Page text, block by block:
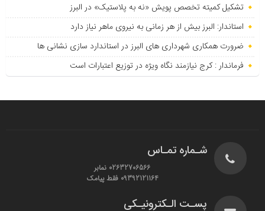
تشکیل کمیته تخصص پویش «نه به پلاستیک» در البرز
استاندار: البرز بیش از هر زمانی به نیروی ماهر نیاز دارد
ضرورت همکاری شهرداری های البرز در استاندارد سازی نشانی ها
فرماندار : کرج نیازمند نگاه ویژه در توزیع اعتبارات است
شـماره تمـاس
02632706566 نمابر
09392121164 فقط پیامک
پسـت الـکترونیـکی